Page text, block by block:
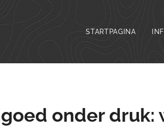
STARTPAGINA
onder druk: